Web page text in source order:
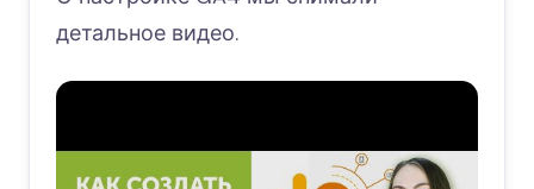
детальное видео.